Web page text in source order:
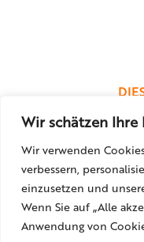
Wir schätzen Ihre
Wir verwenden
verbessern,
einzusetzen und
Wenn Sie auf „Alle
Anwendung von